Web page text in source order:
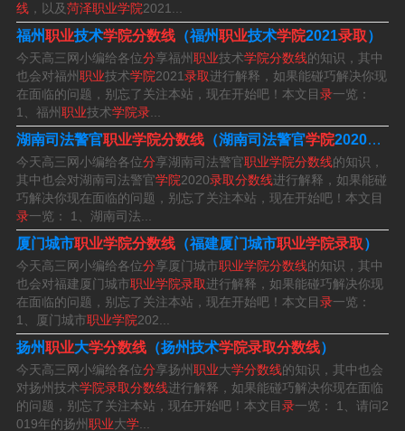
春考各校分数线如下：春季高考学前教育学校招生的有齐
鲁师范学校，录取分数在610分，泰山学院，录取分数在5
95分，山东现代学院，录取分数在554分。山东协和学
院，录取分数在554分。
菏泽家政职业学院录取线248分。知识扩展：菏泽家政职业
学院（Heze University）位于山东省菏泽市，是一所全日
制普通本科高校，是数据中国“百校工程”项目建设院校，由
山东省教育厅与菏泽市人民政府共建。
菏泽家政单招分数线是269分。菏泽家政职业学院2022年
在山东省（普通类普通类二段）最低录取分数为：综合类2
69分。在山东省（高职3+2贯通培养普通类二段）最低录
取分数为：综合类463分。
菏泽职业学院录取线2023
线 ，以及菏泽职业学院2021...
福州职业技术学院分数线 （福州职业技术学院2021录取）
今天高三网小编给各位分享福州职业技术学院分数线的知识，其中
也会对福州职业技术学院2021录取进行解释，如果能碰巧解决你现
在面临的问题，别忘了关注本站，现在开始吧！本文目录一览：
1、福州职业技术学院录
湖南司法警官职业学院分数线 （湖南司法警官学院2020录取
今天高三网小编给各位分享湖南司法警官职业学院分数线的知识，
其中也会对湖南司法警官学院2020录取分数线进行解释，如果能碰
巧解决你现在面临的问题，别忘了关注本站，现在开始吧！本文目
录一览： 1、湖南司法...
厦门城市职业学院分数线 （福建厦门城市职业学院录取）
今天高三网小编给各位分享厦门城市职业学院分数线的知识，其中
也会对福建厦门城市职业学院录取进行解释，如果能碰巧解决你现
在面临的问题，别忘了关注本站，现在开始吧！本文目录一览：
1、厦门城市职业学院202...
扬州职业大学分数线 （扬州技术学院录取分数线）
今天高三网小编给各位分享扬州职业大学分数线的知识，其中也会
对扬州技术学院录取分数线进行解释，如果能碰巧解决你现在面临
的问题，别忘了关注本站，现在开始吧！本文目录一览： 1、请问2
019年的扬州职业大学